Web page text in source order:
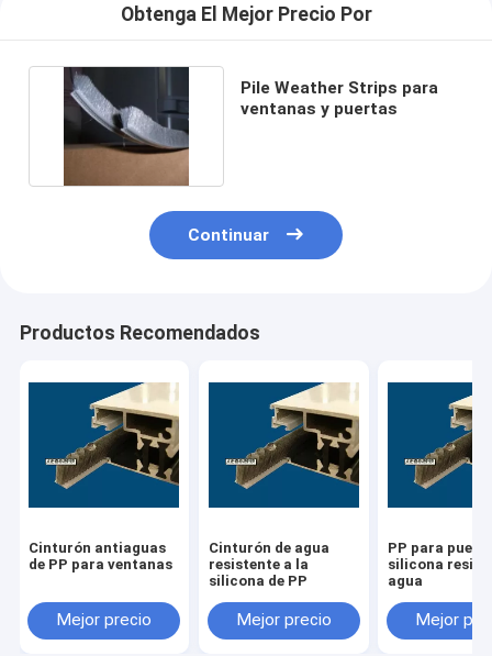
Obtenga El Mejor Precio Por
Pile Weather Strips para
ventanas y puertas
Continuar
Productos Recomendados
Cinturón antiaguas
de PP para ventanas
Mejor precio
Cinturón de agua
resistente a la
silicona de PP
Mejor precio
PP para
silicona
agua
Mejor